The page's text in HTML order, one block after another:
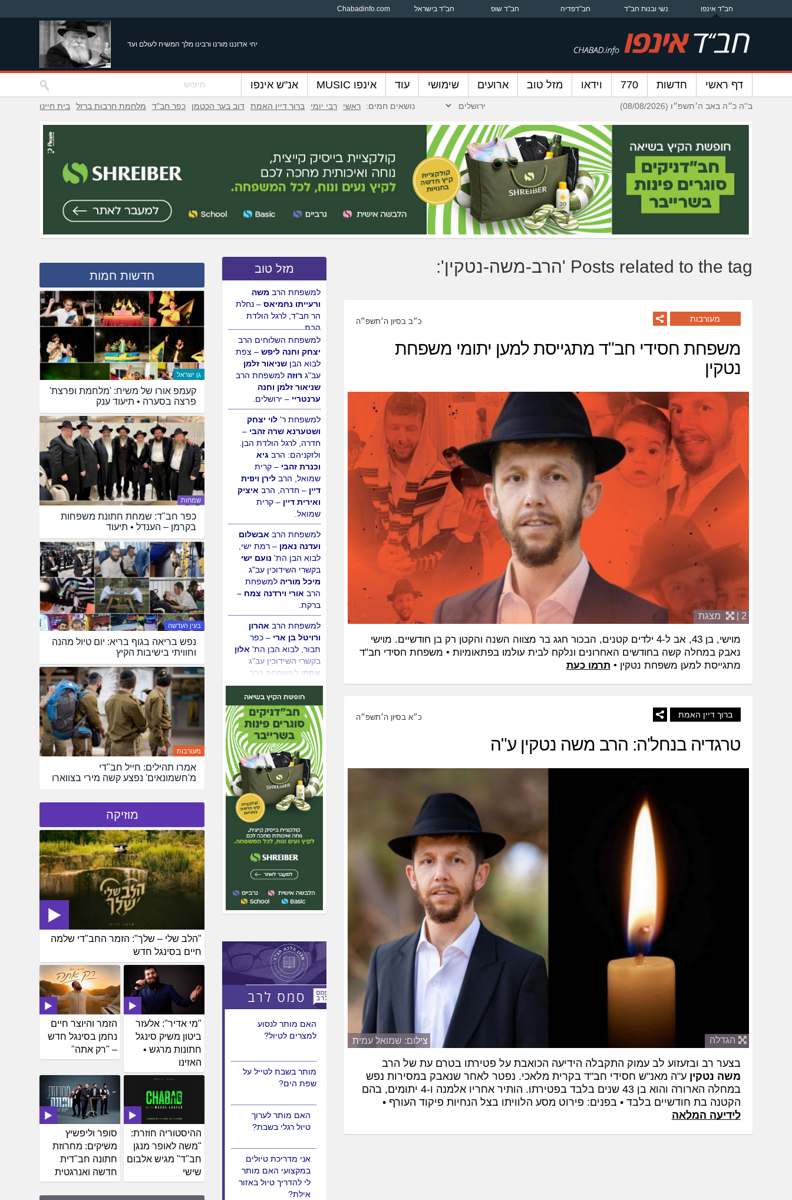
חב"ד אינפו נשי ובנות חב"ד חב"דפדיה חב"ד שופ חב"ד בישראל Chabadinfo.com
יחי אדוננו מורנו ורבינו מלך המשיח לעולם ועד
דף ראשי חדשות 770 וידאו מזל טוב ארועים שימושי עוד אינפו MUSIC אנ"ש אינפו
ב''ה כ״ה באב ה׳תשפ״ו (08/08/2026) נושאים חמים: ראשי רבי יומי ברוך דיין האמת דוב בער הכטמן כפר חב"ד מלחמת חרבות ברזל בית חיינו
Posts related to the tag 'הרב-משה-נטקין':
מעורבות כ״ב בסיון ה׳תשפ״ה
משפחת חסידי חב"ד מתגייסת למען יתומי משפחת
נטקין
2 | מצגת
מוישי, בן 43, אב ל-4 ילדים קטנים, הבכור חגג בר מצווה השנה והקטן רק בן חודשיים. מוישי
נאבק במחלה קשה בחודשים האחרונים ונלקח לבית עולמו בפתאומיות • משפחת חסידי חב"ד
מתגייסת למען משפחת נטקין • תרמו כעת
ברוך דיין האמת כ״א בסיון ה׳תשפ״ה
טרגדיה בנחל'ה: הרב משה נטקין ע"ה
צילום: שמואל עמית הגדלה
בצער רב ובזעזוע לב עמוק התקבלה הידיעה הכואבת על פטירתו בטרם עת של הרב
משה נטקין ע"ה מאנ"ש חסידי חב"ד בקרית מלאכי. נפטר לאחר שנאבק במסירות נפש
במחלה הארורה והוא בן 43 שנים בלבד בפטירתו. הותיר אחריו אלמנה ו-4 יתומים, בהם
הקטנה בת חודשיים בלבד • בפנים: פירוט מסע הלוויתו בצל הנחיות פיקוד העורף •
לידיעה המלאה
מזל טוב
למשפחת הרב משה
ורעייתו נחמיאס – נחלת
הר חב"ד, לרגל הולדת
הבת.
למשפחת השלוחים הרב
יצחק וחנה ליפש – צפת
לבוא הבן שניאור זלמן
עב"גרוזהלמשפחת הרב
שניאור זלמן וחנה
ערנטריי– ירושלים.
למשפחת ר'לוי יצחק
ושטערנא שרה זהבי–
חדרה, לרגל הולדת הבן.
ולזקניהם: הרבגיא
וכנרת זהבי– קרית
שמואל, הרב לירן ויפית
דיין– חדרה, הרבאיציק
ואירית דיין
שמואל.
למשפחת הרבאבשלום
ועדנה נאמן– רמת ישי,
לבוא הבן הת'נועם ישי
בקשרי השידוכין עב"ג
מיכל מוריהלמשפחת
הרבאורי וירדנה צמח
ברקת.
למשפחת הרבאהרון
ורויטל בן ארי– כפר
תבור, לבוא הבן הת'אלון
בקשרי השידוכין עב"ג
אסתילמשפחת הרב
נתנאל ואודליה ריבני–
סינגפור.
למשפחת הרביוסי ומיכל
לויטין– רמלה, לבוא הבן
הת'מנחם מענדלעב"ג
צופיהלמשפחת הרב
אליהו ורוחמה דהן
ירושלים.
האם מותר לנסוע
למצרים לטיול?
מותר בשבת לטייל על
שפת הים?
האם מותר לערוך
טיול רגלי בשבת?
אני מדריכת טיולים
במקצועי האם מותר
לי להדריך טיול באזור
אילת?
חדשות חמות
גן ישראל
קעמפ אורו של משיח: 'מלחמת ופרצת'
פרצה בסערה • תיעוד ענק
שמחות
כפר חב"ד: שמחת חתונת משפחות
בקרמן – הענדל • תיעוד
בעין העדשה
נפש בריאה בגוף בריא: יום טיול מהנה
וחוויתי בישיבות הקיץ
מעורבות
אמרו תהילים: חייל חב"די
מ'חשמונאים' נפצע קשה מירי בצווארו
מוזיקה
"הלב שלי – שלך": הזמר החב"די שלמה
חיים בסינגל חדש
הזמר והיוצר חיים
נחמן בסינגל חדש
– "רק אתה"
"מי אדיר": אלעזר
ביטון משיק סינגל
חתונות מרגש •
האזינו
סופר וליפשיץ
משיקים: מחרוזת
חתונה חב"דית
חדשה ואנרגטית
ההיסטוריה חוזרת:
"משה לאופר מנגן
חב"ד" מגיש אלבום
שישי